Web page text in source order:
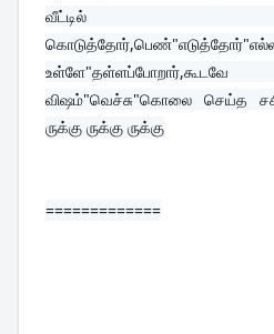
விஷம்"வெச்சு"கொலை செய்த
ருக்கு ருக்கு ருக்கு
=============